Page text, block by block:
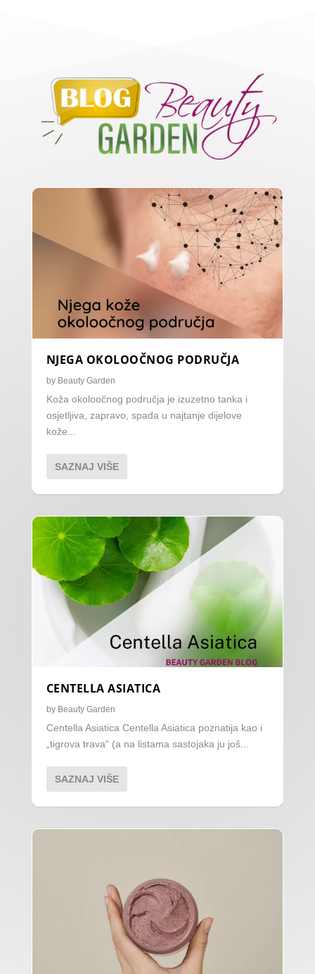
NJEGA OKOLOOČNOG PODRUČJA
by Beauty Garden
Koža okoloočnog područja je izuzetno tanka i
osjetljiva, zapravo, spada u najtanje dijelove
kože...
SAZNAJ VIŠE
CENTELLA ASIATICA
by Beauty Garden
Centella Asiatica Centella Asiatica poznatija kao i
„tigrova trava“ (a na listama sastojaka ju još...
SAZNAJ VIŠE